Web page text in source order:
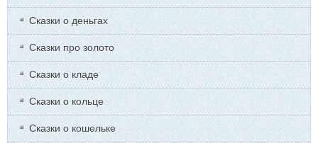
Сказки о деньгах
Сказки про золото
Сказки о кладе
Сказки о кольце
Сказки о кошельке